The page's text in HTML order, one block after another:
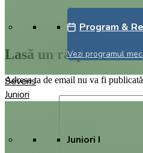
Program &
Vezi programul
Sevens
Juniori
Juniori I
Lasă un răspuns
Adresa ta de email nu va fi